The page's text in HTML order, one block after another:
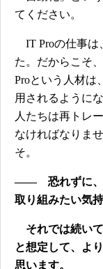
てください。
IT Proの仕事は
た。だからこそ
Proという人材は
用されるように
人たちは再トレ
なければなりま
そ。
―― 恐れずに、
取り組みたい気
それでは続いて
と想定して、よ
思います。